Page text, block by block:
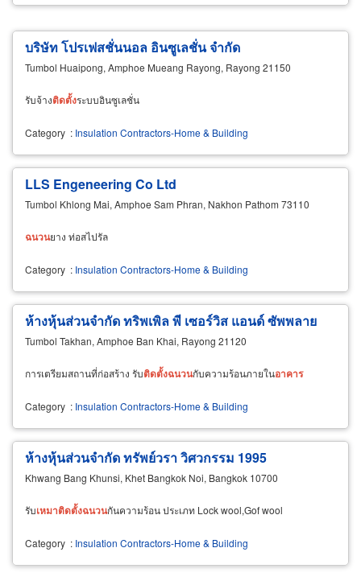
บริษัท โปรเฟสชั่นนอล อินซูเลชั่น จำกัด
Tumbol Huaipong, Amphoe Mueang Rayong, Rayong 21150
รับจ้างติดตั้งระบบอินซูเลชั่น
Category : Insulation Contractors-Home & Building
LLS Engeneering Co Ltd
Tumbol Khlong Mai, Amphoe Sam Phran, Nakhon Pathom 73110
ฉนวนยาง ท่อสไปรัล
Category : Insulation Contractors-Home & Building
ห้างหุ้นส่วนจำกัด ทริพเพิล พี เซอร์วิส แอนด์ ซัพพลาย
Tumbol Takhan, Amphoe Ban Khai, Rayong 21120
การเตรียมสถานที่ก่อสร้าง รับติดตั้งฉนวนกับความร้อนภายในอาคาร
Category : Insulation Contractors-Home & Building
ห้างหุ้นส่วนจำกัด ทรัพย์วรา วิศวกรรม 1995
Khwang Bang Khunsi, Khet Bangkok Noi, Bangkok 10700
รับเหมาติดตั้งฉนวนกันความร้อน ประเภท Lock wool,Gof wool
Category : Insulation Contractors-Home & Building